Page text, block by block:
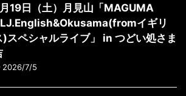
19日（土）月見山「MAGUMA
イギリ
)スペシャルライブ」 in つどい処さま
2026/7/5